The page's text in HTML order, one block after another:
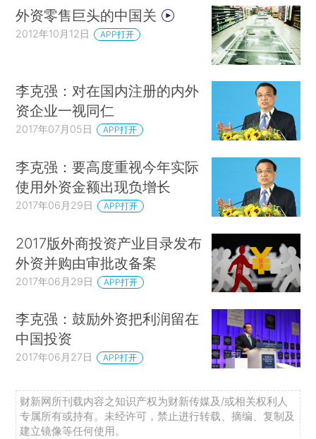
外资零售巨头的中国关
2012年10月12日 APP打开
李克强：对在国内注册的内外
资企业一视同仁
2017年07月05日 APP打开
李克强：要高度重视今年实际
使用外资金额出现负增长
2017年06月29日 APP打开
2017版外商投资产业目录发布
外资并购由审批改备案
2017年06月29日 APP打开
李克强：鼓励外资把利润留在
中国投资
2017年06月27日 APP打开
财新网所刊载内容之知识产权为财新传媒及/或相关权利人
专属所有或持有。未经许可，禁止进行转载、摘编、复制及
建立镜像等任何使用。